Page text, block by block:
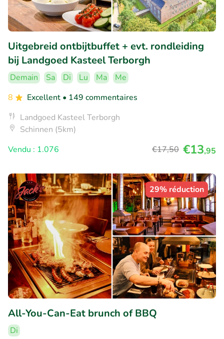
Uitgebreid ontbijtbuffet + evt. rondleiding
bij Landgoed Kasteel Terborgh
Demain Sa Di Lu Ma
Me
8
Excellent • 149 commentaires
Landgoed Kasteel Terborgh
Schinnen (5km)
Vendu : 1.076
€17,50 €13,95
29% réduction
All-You-Can-Eat brunch of BBQ
Di